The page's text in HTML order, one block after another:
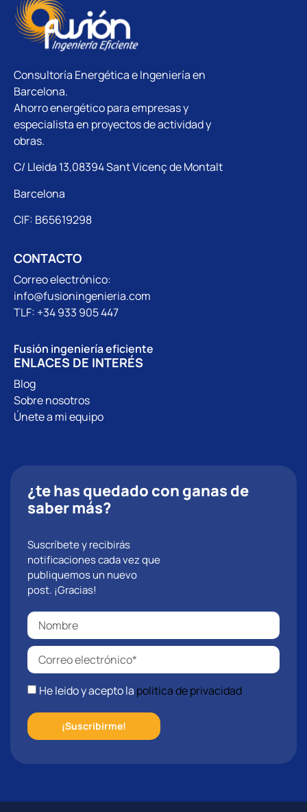
Consultoría Energética e Ingeniería en
Barcelona.
Ahorro energético para empresas y
especialista en proyectos de actividad y
obras.
C/ Lleida 13,08394 Sant Vicenç de Montalt
Barcelona
CIF: B65619298
CONTACTO
Correo electrónico:
info@fusioningenieria.com
TLF: +34 933 905 447
Fusión ingeniería eficiente
ENLACES DE INTERÉS
Blog
Sobre nosotros
Únete a mi equipo
¿te has quedado con ganas de
saber más?
Suscríbete y recibirás
notificaciones cada vez que
publiquemos un nuevo
post. ¡Gracias!
He leido y acepto la politica de privacidad
¡Suscribirme!